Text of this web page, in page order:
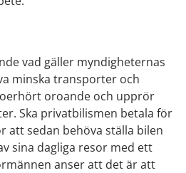
vad gäller myndigheternas
minska transporter och
oroande och upprör
Ska privatbilismen betala för
att sedan behöva ställa bilen
sina dagliga resor med ett
anser att det är att